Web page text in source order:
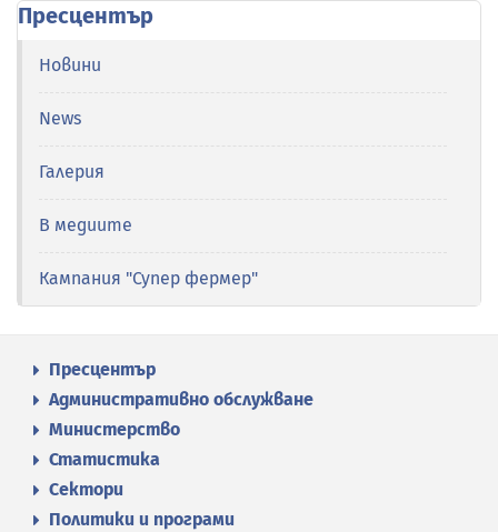
Пресцентър
Новини
News
Галерия
В медиите
Кампания "Супер фермер"
Пресцентър
Административно обслужване
Министерство
Статистика
Сектори
Политики и програми